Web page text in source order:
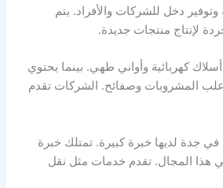
دخل للشركات والأفراد. يتم
لإنتاج منتجات جديدة.
كهربائية وأواني طهي. بينما يحتوي
المشروبات وصفائح. الشركات تقدم
جدة لديها خبرة كبيرة. تمتلك خبرة
هذا المجال. تقدم خدمات مثل نقل